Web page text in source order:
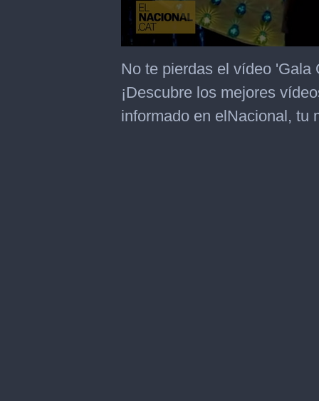
seconds
of
46
seconds
No te pierdas el vídeo
¡Descubre los mejores
informado en elNacional, tu